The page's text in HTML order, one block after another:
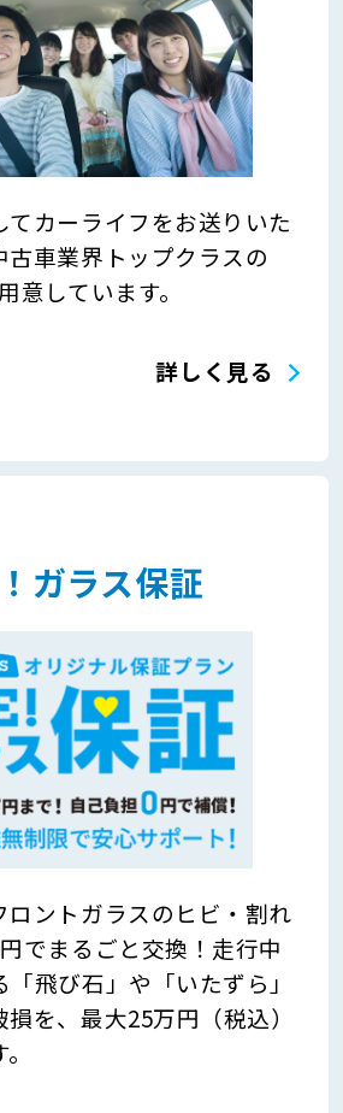
てカーライフをお送りいた
古車業界トップクラスの
意しています。
詳しく見る
ガラス保証
ロントガラスのヒビ・割れ
でまるごと交換！走行中
飛び石」や「いたずら」
を、最大25万円（税込）